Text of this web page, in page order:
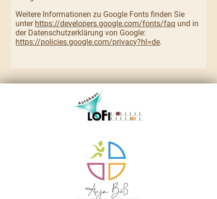
Weitere Informationen zu Google Fonts finden Sie
unter https://developers.google.com/fonts/faq und in
der Datenschutzerklärung von Google:
https://policies.google.com/privacy?hl=de.